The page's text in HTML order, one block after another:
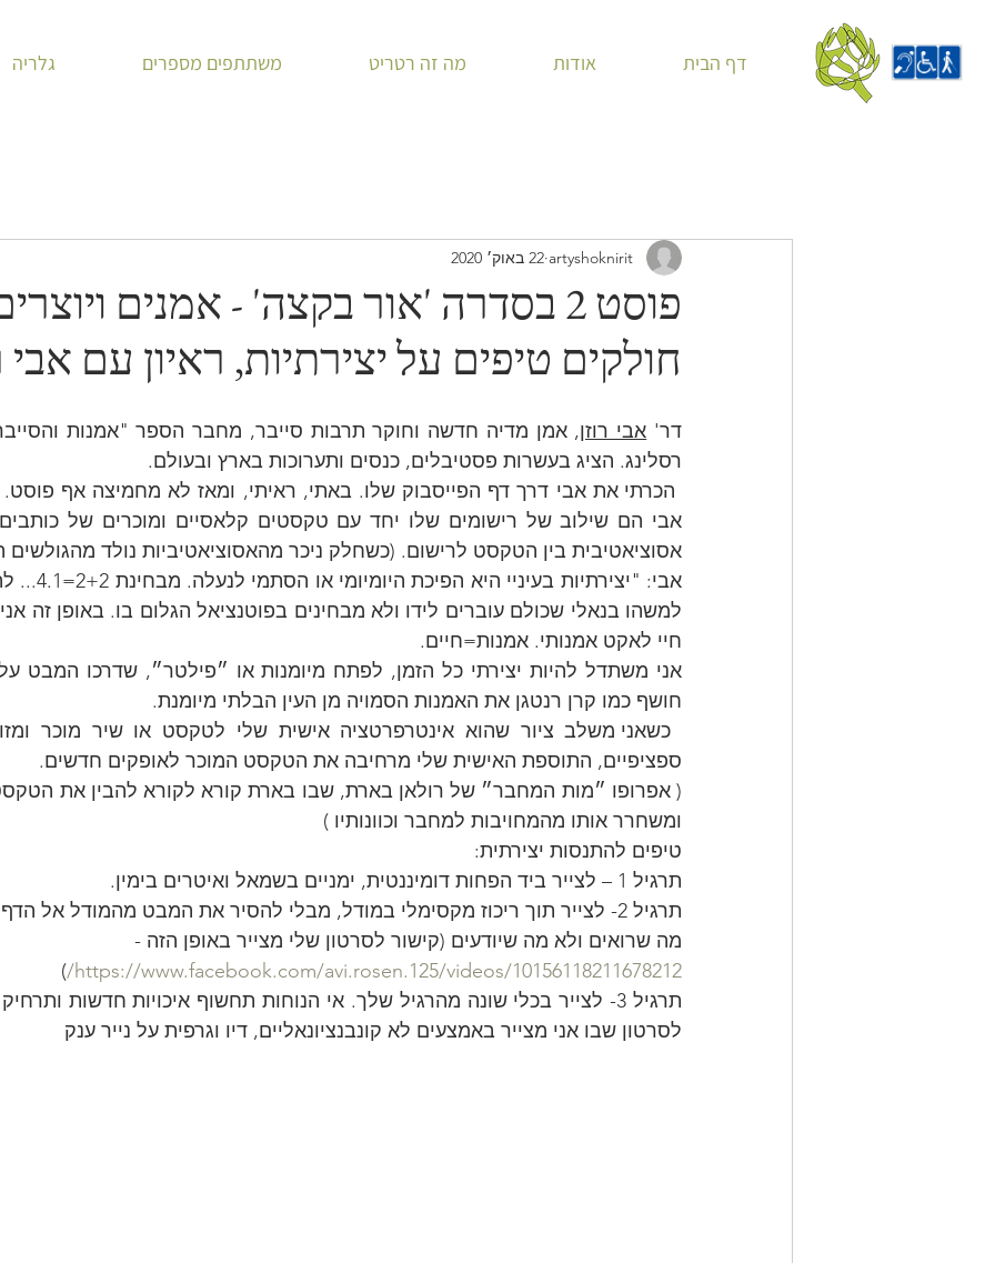
דף הבית אודות מה זה רטריט משתתפים מספרים גלריה
פוסט 2 בסדרה 'אור בקצה' - אמנים
חולקים טיפים על יצירתיות, ראיון עם אבי
artyshoknirit 22 באוק׳ 2020
דר' אבי רוזן,
רסלינג. הציג בעשרות פסטיבלים, כנסים ותערוכות בארץ ובעולם.
אסוציאטיבית בין הטקסט לרישום. (כשחלק ניכר מהאסוציאטיביות נולד מהגולשים
חיי לאקט אמנותי. אמנות=חיים.
חושף כמו קרן רנטגן את האמנות הסמויה מן העין הבלתי מיומנת.
ספציפיים, התוספת האישית שלי מרחיבה את הטקסט המוכר לאופקים חדשים.
ומשחרר אותו מהמחויבות למחבר וכוונותיו )
טיפים להתנסות יצירתית:
תרגיל 1 – לצייר ביד הפחות דומיננטית, ימניים בשמאל ואיטרים בימין.
תרגיל 2- לצייר תוך ריכוז מקסימלי במודל, מבלי להסיר את המבט מהמודל אל
מה שרואים ולא מה שיודעים (קישור לסרטון שלי מצייר באופן הזה -
https://www.facebook.com/avi.rosen.125/videos/10156118211678212/
)
לסרטון שבו אני מצייר באמצעים לא קונבנציונאליים, דיו וגרפית על נייר ענק